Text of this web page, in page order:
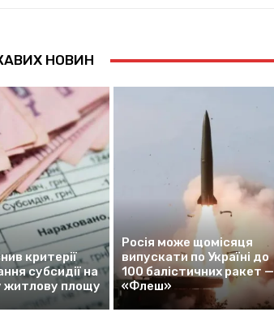
НОВИН
критерії
субсидії на
житлову площу
Росія може щомісяця
випускати по Україні до
100 балістичних ракет —
«Флеш»